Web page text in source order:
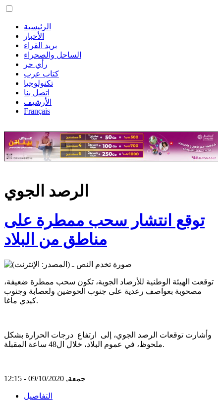
الرئيسية
الأخبار
بريد القراء
الساحل والصحراء
رأي حر
كتاب عرب
تكنولوجيا
اتصل بنا
الأرشيف
Français
الرصد الجوي
توقع انتشار سحب ممطرة على
مناطق من البلاد
توقعت الهيئة الوطنية للأرصاد الجوية، تكون سحب ممطرة ضعيفة،
مصحوبة بعواصف رعدية على جنوب الحوضين ولعصابة وجنوب
كيدي ماغا.
وأشارت توقعات الرصد الجوي، إلى ارتفاع درجات الحرارة بشكل
ملحوظ، في عموم البلاد، خلال ال48 ساعة المقبلة.
جمعة, 09/10/2020 - 12:15
التفاصيل